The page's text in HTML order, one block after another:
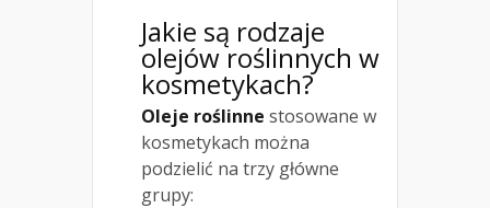
Jakie są rodzaje
olejów roślinnych w
kosmetykach?
Oleje roślinne stosowane w
kosmetykach można
podzielić na trzy główne
grupy: